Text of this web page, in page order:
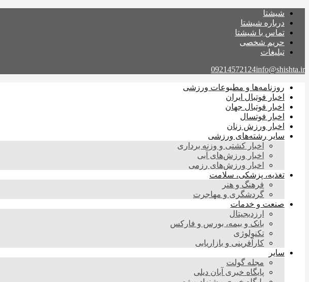
شیشتا
درباره شیشتا
تماس با شیشتا
حریم شخصی
تبلیغات
09214572124info@shishta.ir
روزنامه‌ها و مطبوعات ورزشی
اخبار فوتبال ایران
اخبار فوتبال جهان
اخبار فوتسال
اخبار ورزش زنان
سایر رشته‌های ورزشی
اخبار کشتی و وزنه برداری
اخبار ورزش‌های آبی
اخبار ورزش‌های رزمی
تغذیه، پزشکی، سلامت
فرهنگ و هنر
گردشگری و مهاجرت
صنعت و خدمات
ارزدیجیتال
بانک و بیمه، بورس و فارکس
تکنولوژی
کارآفرینی و بازاریابی
سایر
مجله گولت
پایگاه خبری آبان دیلی